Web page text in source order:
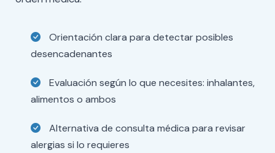
Orientación clara para detectar posibles
desencadenantes
Evaluación según lo que necesites: inhalantes,
alimentos o ambos
Alternativa de consulta médica para revisar
alergias si lo requieres